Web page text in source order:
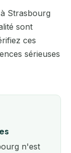
Strasbourg
sont
ces
sérieuses
n'est